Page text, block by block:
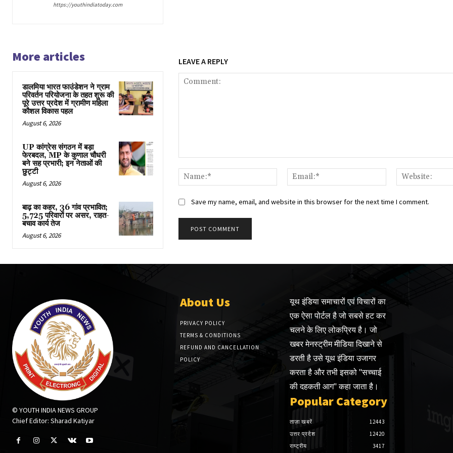
https://youthindiatoday.com
More articles
डालमिया भारत फाउंडेशन ने ग्राम
परिवर्तन परियोजना के तहत शुरू की
पूरे उत्तर प्रदेश में ग्रामीण महिला
कौशल विकास पहल
August 6, 2026
UP कांग्रेस संगठन में बड़ा
फेरबदल, MP के कुणाल चौधरी
बने सह प्रभारी; इन नेताओं की
छुट्टी
August 6, 2026
बाढ़ का कहर, 36 गांव प्रभावित;
5,725 परिवारों पर असर, राहत-
बचाव कार्य तेज
August 6, 2026
LEAVE A REPLY
Name:*
Email:*
Save my name, email, and website in this browser for the next time I comment.
© YOUTH INDIA NEWS GROUP
Chief Editor: Sharad Katiyar
About Us
PRIVACY POLICY
TERMS & CONDITIONS
REFUND AND CANCELLATION
POLICY
यूथ इंडिया समाचारों एवं विचारों का
एक ऐसा पोर्टल है जो सबसे हट कर
चलने के लिए लोकप्रिय है। जो
खबर मेनस्ट्रीम मीडिया दिखाने से
डरती है उसे यूथ इंडिया उजागर
करता है और तभी इसको "सच्चाई
की दहकती आग" कहा जाता है।
Popular Category
ताज़ा खबरें
12443
उत्तर प्रदेश
12420
राष्ट्रीय
3417